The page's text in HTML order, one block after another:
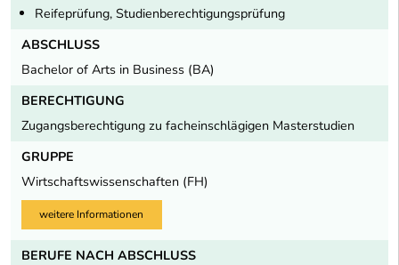
Reifeprüfung, Studienberechtigungsprüfung
ABSCHLUSS
Bachelor of Arts in Business (BA)
BERECHTIGUNG
Zugangsberechtigung zu facheinschlägigen Masterstudien
GRUPPE
Wirtschaftswissenschaften (FH)
weitere Informationen
BERUFE NACH ABSCHLUSS